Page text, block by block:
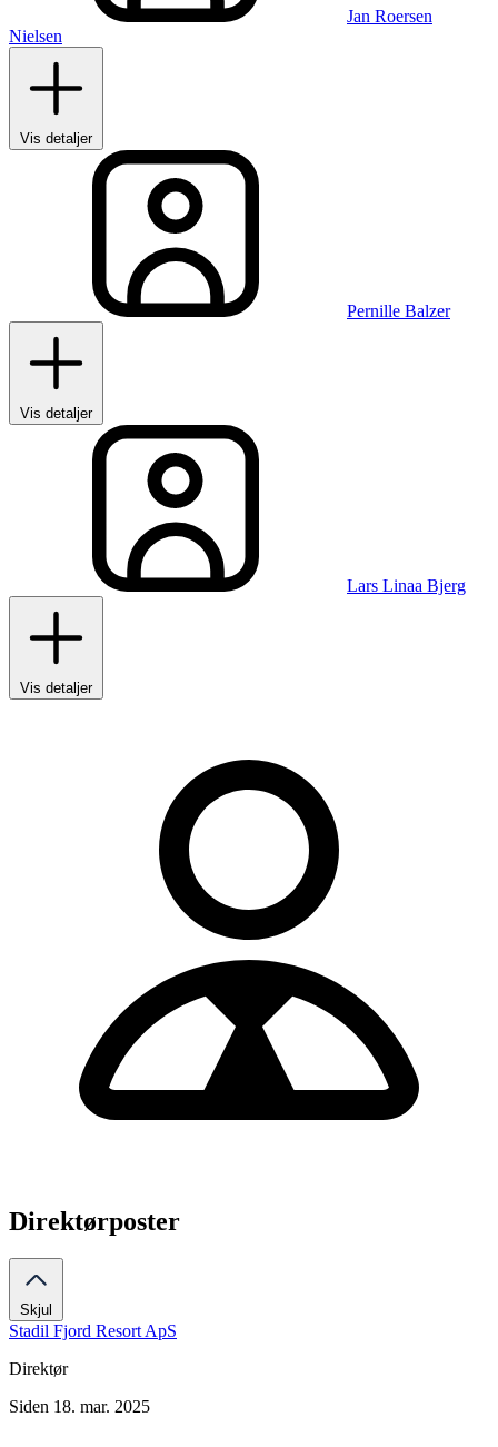
Jan Roersen
Nielsen
Vis detaljer
Pernille Balzer
Vis detaljer
Lars Linaa Bjerg
Vis detaljer
Direktørposter
Skjul
Stadil Fjord Resort ApS
Direktør
Siden 18. mar. 2025